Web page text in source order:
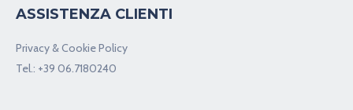
ASSISTENZA CLIENTI
Privacy & Cookie Policy
Tel.: +39 06.7180240